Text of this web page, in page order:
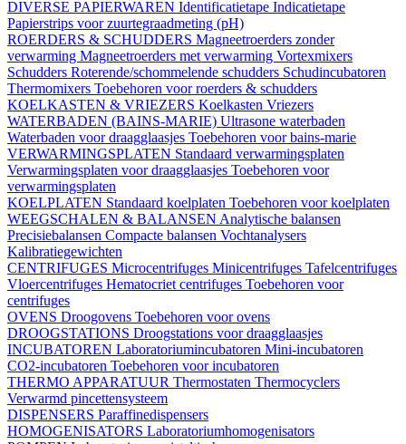
DIVERSE PAPIERWAREN Identificatietape Indicatietape
Papierstrips voor zuurtegraadmeting (pH)
ROERDERS & SCHUDDERS Magneetroerders zonder
verwarming Magneetroerders met verwarming Vortexmixers
Schudders Roterende/schommelende schudders Schudincubatoren
Thermomixers Toebehoren voor roerders & schudders
KOELKASTEN & VRIEZERS Koelkasten Vriezers
WATERBADEN (BAINS-MARIE) Ultrasone waterbaden
Waterbaden voor draagglaasjes Toebehoren voor bains-marie
VERWARMINGSPLATEN Standaard verwarmingsplaten
Verwarmingsplaten voor draagglaasjes Toebehoren voor
verwarmingsplaten
KOELPLATEN Standaard koelplaten Toebehoren voor koelplaten
WEEGSCHALEN & BALANSEN Analytische balansen
Precisiebalansen Compacte balansen Vochtanalysers
Kalibratiegewichten
CENTRIFUGES Microcentrifuges Minicentrifuges Tafelcentrifuges
Vloercentrifuges Hematocriet centrifuges Toebehoren voor
centrifuges
OVENS Droogovens Toebehoren voor ovens
DROOGSTATIONS Droogstations voor draagglaasjes
INCUBATOREN Laboratoriumincubatoren Mini-incubatoren
CO2-incubatoren Toebehoren voor incubatoren
THERMO APPARATUUR Thermostaten Thermocyclers
Verwarmd pincettensysteem
DISPENSERS Paraffinedispensers
HOMOGENISATORS Laboratoriumhomogenisators